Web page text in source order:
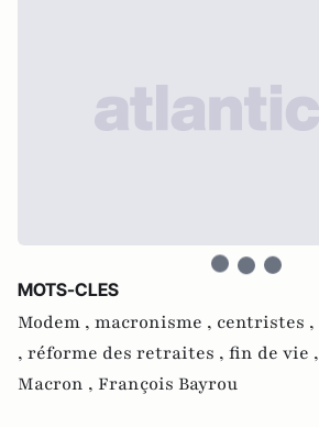
MOTS-CLES
Modem , macronisme , centristes ,
, réforme des retraites , fin de vie ,
Macron , François Bayrou